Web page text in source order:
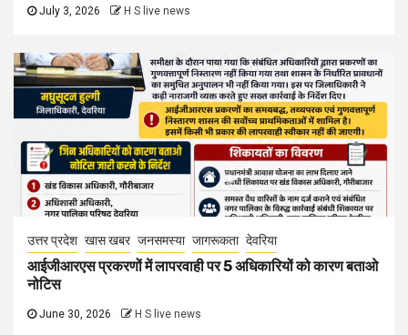
July 3, 2026 H S live news
उत्तर प्रदेश खास खबर जनसमस्या जागरूकता देवरिया
आईजीआरएस प्रकरणों में लापरवाही पर 5 अधिकारियों को कारण बताओ
नोटिस
June 30, 2026 H S live news